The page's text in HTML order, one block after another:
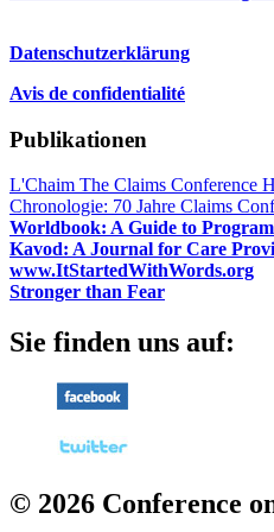
Datenschutzerklärung
Avis de confidentialité
Publikationen
L'Chaim The Claims Conference
Chronologie: 70 Jahre Claims
Worldbook: A Guide to
Kavod: A Journal for Care
www.ItStartedWithWords.org
Stronger than Fear
Sie finden uns auf:
© 2026 Conference